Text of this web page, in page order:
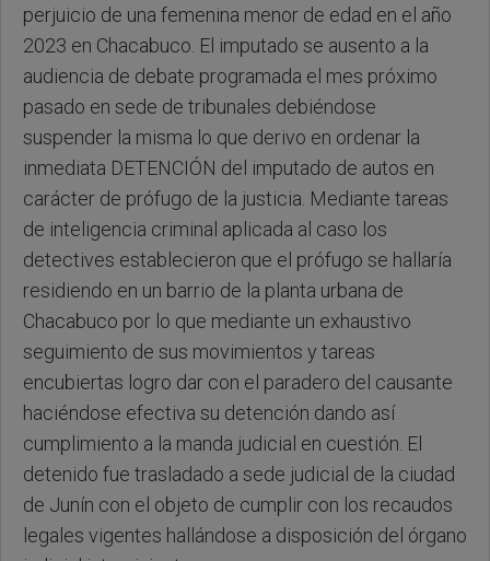
perjuicio de una femenina menor de edad en el año
2023 en Chacabuco. El imputado se ausento a la
audiencia de debate programada el mes próximo
pasado en sede de tribunales debiéndose
suspender la misma lo que derivo en ordenar la
inmediata DETENCIÓN del imputado de autos en
carácter de prófugo de la justicia. Mediante tareas
de inteligencia criminal aplicada al caso los
detectives establecieron que el prófugo se hallaría
residiendo en un barrio de la planta urbana de
Chacabuco por lo que mediante un exhaustivo
seguimiento de sus movimientos y tareas
encubiertas logro dar con el paradero del causante
haciéndose efectiva su detención dando así
cumplimiento a la manda judicial en cuestión. El
detenido fue trasladado a sede judicial de la ciudad
de Junín con el objeto de cumplir con los recaudos
legales vigentes hallándose a disposición del órgano